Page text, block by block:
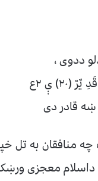
ددوی ،
ې ۲ع
ښه قادر دی
منافقان به تل
داسلام معجزی